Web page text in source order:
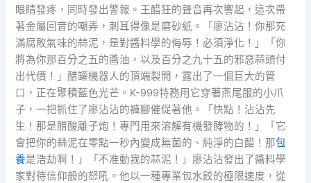
眼睛發疼，同時發出警報。王醋狂的聲音再次響起，這次帶
著金屬回音的嘲弄，刺耳得像是磨砂紙。「廖沾沾！你那充
滿腐敗氣味的蒜泥，是對醬料學的侮辱！必須淨化！」「你
將為你那百分之五的醬油，以及百分之九十五的邪惡蒜頭付
出代價！」醋罐機器人的頂端裂開，露出了一個巨大的管
口，正在聚積藍色光芒。K-999特務用它穿著燕尾服的小爪
子，一把抓住了廖沾沾的褲腳催促著他。「快點！沾沾先
生！那是醋酸離子炮！專門用來溶解有機發酵物的！」「它
會把你的蒜泥在零點一秒內變成無菌的、純淨的白醋！那包
養是浩劫啊！」「不准動我的蒜泥！」廖沾沾發出了醬料學
家對待信仰般的怒吼。他以一種專業包水餃的極限速度，從